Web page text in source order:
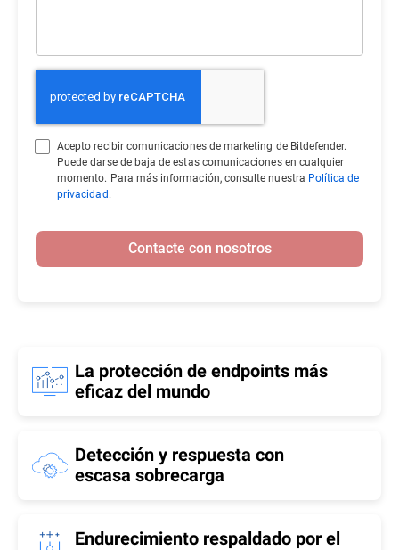
La protección de endpoints más
eficaz del mundo
Detección y respuesta con
escasa sobrecarga
Endurecimiento respaldado por el
Acepto recibir comunicaciones de marketing de Bitdefender.
Puede darse de baja de estas comunicaciones en cualquier
momento. Para más información, consulte nuestra Política de
privacidad.
Contacte con nosotros